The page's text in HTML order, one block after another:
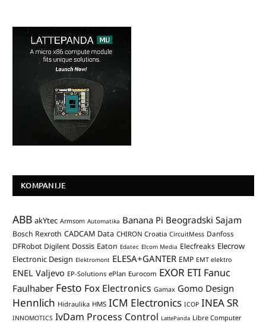
KOMPANIJE
ABB akYtec Armsom Automatika Banana Pi Beogradski Sajam
Bosch Rexroth CADCAM Data CHIRON Croatia CircuitMess Danfoss
DFRobot Digilent Dossis Eaton Edatec Elcom Media Elecfreaks Elecrow
Electronic Design Elektromont ELESA+GANTER EMP EMT elektro
ENEL Valjevo EP-Solutions ePlan Eurocom EXOR ETI Fanuc
Faulhaber Festo Fox Electronics Gamax Gomo Design
Hennlich Hidraulika HMS ICM Electronics ICOP INEA SR
INNOMOTICS IvDam Process Control LattePanda Libre Computer